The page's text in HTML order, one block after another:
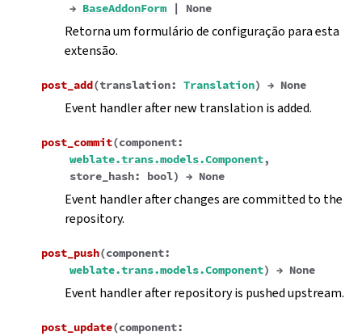
navigation of Instruções de configuração
→ BaseAddonForm | None
Retorna um formulário de configuração para esta
extensão.
post_add(translation: Translation) → None
Event handler after new translation is added.
post_commit(component:
weblate.trans.models.Component,
store_hash: bool) → None
Event handler after changes are committed to the
repository.
post_push(component:
weblate.trans.models.Component) → None
Event handler after repository is pushed upstream.
post_update(component: